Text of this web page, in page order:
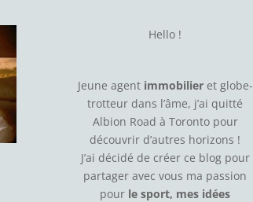
Hello !
Jeune agent immobilieret globe-
trotteur dans l’âme, j’ai quitté
Albion Road à Toronto pour
découvrir d’autres horizons !
J’ai décidé de créer ce blog pour
partager avec vous ma passion
pour le sport, mes idées